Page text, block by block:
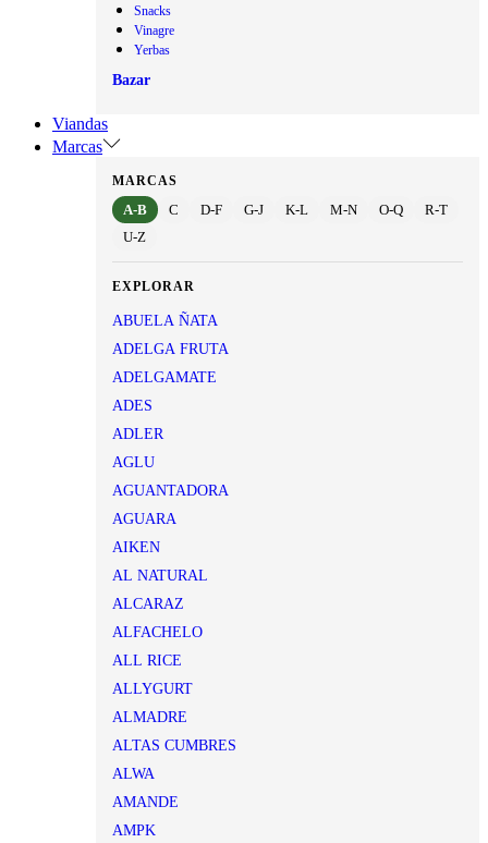
Snacks
Vinagre
Yerbas
Bazar
Viandas
Marcas
MARCAS
A-B C D-F G-J K-L M-N O-Q
R-T
U-Z
EXPLORAR
ABUELA ÑATA
ADELGA FRUTA
ADELGAMATE
ADES
ADLER
AGLU
AGUANTADORA
AGUARA
AIKEN
AL NATURAL
ALCARAZ
ALFACHELO
ALL RICE
ALLYGURT
ALMADRE
ALTAS CUMBRES
ALWA
AMANDE
AMPK